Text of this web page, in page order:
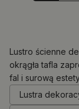
0.00zł
Lustro ścienne
okrągła tafla
fal i surową
Lustra